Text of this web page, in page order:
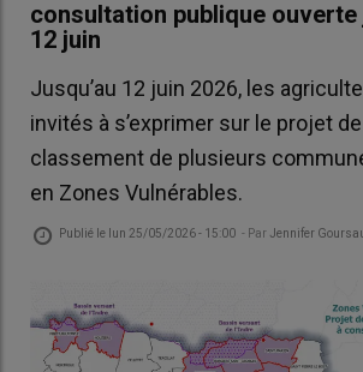
consultation publique ouverte
12 juin
Jusqu’au 12 juin 2026, les
invités à s’exprimer sur le projet
classement de plusieurs
en Zones Vulnérables.
Publié le lun 25/05/2026 - 15:00 - Par Jennifer